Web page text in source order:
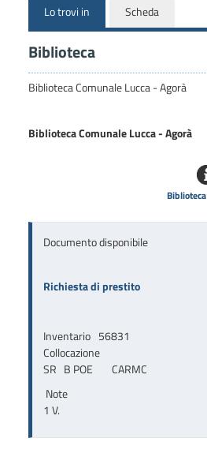
Lo trovi in Scheda
Biblioteca
Biblioteca Comunale Lucca - Agorà
Biblioteca Comunale Lucca - Agorà
Biblioteca
Documento disponibile
Richiesta di prestito
Inventario 56831
Collocazione
SR   B POE        CARMC
Note
1 V.